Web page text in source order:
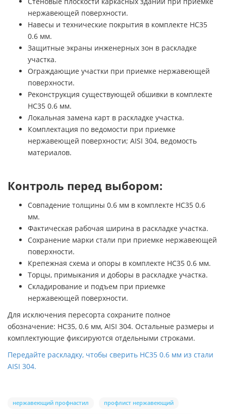
нержавеющей поверхности.
Навесы и технические покрытия в комплекте НС35
0.6 мм.
Защитные экраны инженерных зон в раскладке
участка.
Ограждающие участки при приемке нержавеющей
поверхности.
Реконструкция существующей обшивки в комплекте
НС35 0.6 мм.
Локальная замена карт в раскладке участка.
Комплектация по ведомости при приемке
нержавеющей поверхности; AISI 304, ведомость
материалов.
Контроль перед выбором:
Совпадение толщины 0.6 мм в комплекте НС35 0.6
мм.
Фактическая рабочая ширина в раскладке участка.
Сохранение марки стали при приемке нержавеющей
поверхности.
Крепежная схема и опоры в комплекте НС35 0.6 мм.
Торцы, примыкания и доборы в раскладке участка.
Складирование и подъем при приемке
нержавеющей поверхности.
Для исключения пересорта сохраните полное
обозначение: НС35, 0.6 мм, AISI 304. Остальные размеры и
комплектующие фиксируются отдельными строками.
Передайте раскладку, чтобы сверить НС35 0.6 мм из стали
AISI 304.
нержавеющий профнастил профлист нержавеющий